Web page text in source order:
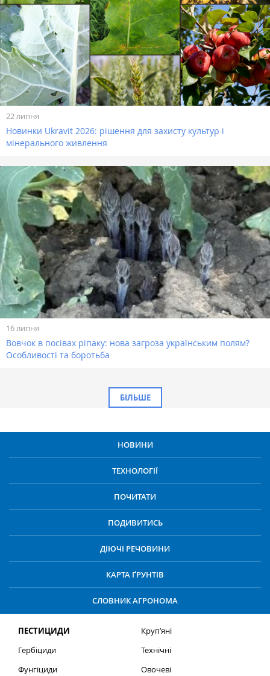
22 липня
Новинки Ukravit 2026: рішення для захисту культур і
мінерального живлення
16 липня
Вовчок в посівах ріпаку: нова загроза українським полям?
Особливості та боротьба
БІЛЬШЕ
НОВИНИ
ТЕХНОЛОГІЇ
ПОЧИТАТИ
ПОДИВИТИСЬ
ДІЮЧІ РЕЧОВИНИ
КАРТА ҐРУНТІВ
СЛОВНИК АГРОНОМА
ПЕСТИЦИДИ
Гербіциди
Фунгіциди
Круп’яні
Технічні
Овочеві